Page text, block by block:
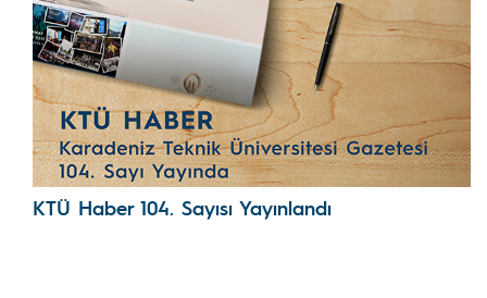
KTÜ Haber 104. Sayısı Yayınlandı